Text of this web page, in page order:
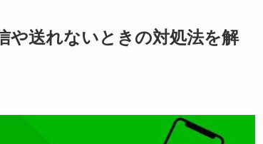
や送れないときの対処法を解